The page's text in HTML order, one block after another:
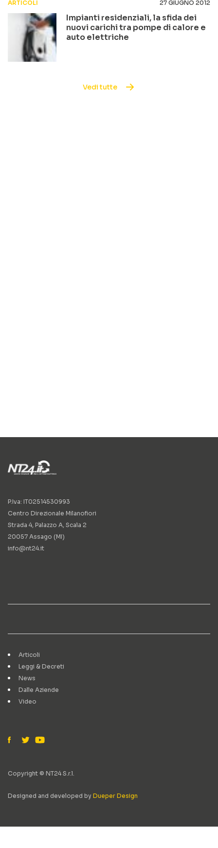
ARTICOLI 27 GIUGNO 2012
Impianti residenziali, la sfida dei
nuovi carichi tra pompe di calore e
auto elettriche
Vedi tutte
P.Iva: IT02514530993
Centro Direzionale Milanofiori
Strada 4, Palazzo A, Scala 2
20057 Assago (MI)
info@nt24.it
Articoli
Leggi & Decreti
News
Dalle Aziende
Video
Copyright © NT24 S.r.l.
Designed and developed by Dueper Design